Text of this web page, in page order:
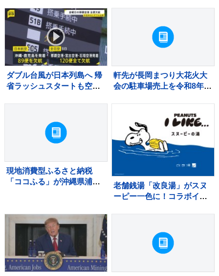
ダブル台風が日本列島へ 帰
省ラッシュスタートも空の
齢者も 週明け15号も本州
へ【news23】
軒先が長岡まつり大花火大
会の駐車場売上を令和8年熊
現地消費型ふるさと納税
「ココふる」が沖縄県浦添
老舗銭湯「改良湯」がスヌ
ーピー一色に！コラボイベ